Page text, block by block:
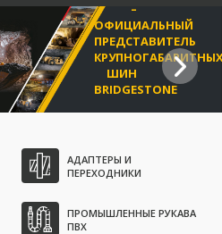
–
ОФИЦИАЛЬНЫЙ
ПРЕДСТАВИТЕЛЬ
ШИН
BRIDGESTONE
АДАПТЕРЫ И
ПЕРЕХОДНИКИ
ПРОМЫШЛЕННЫЕ РУКАВА
ПВХ